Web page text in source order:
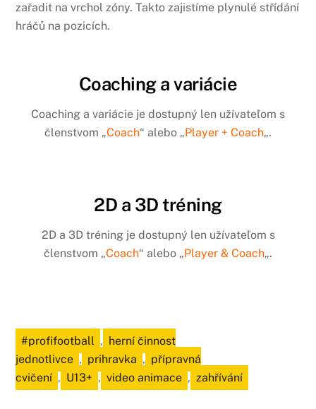
zařadit na vrchol zóny. Takto zajistíme plynulé střídání
hráčů na pozicích.
Coaching a variácie
Coaching a variácie je dostupný len užívateľom s
členstvom „Coach“ alebo „Player + Coach„.
2D a 3D tréning
2D a 3D tréning je dostupný len užívateľom s
členstvom „Coach“ alebo „Player & Coach„.
#profifootball , herní činnost
jednotlivce , prihravka , přípravná
cvičení , U13+ , video animace , zahřívání